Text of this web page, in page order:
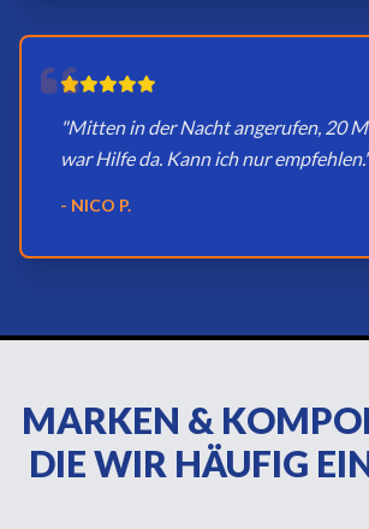
"Mitten in der Nacht angerufen, 20
war Hilfe da. Kann ich nur empfehlen."
- NICO P.
MARKEN &
DIE WIR HÄUFIG